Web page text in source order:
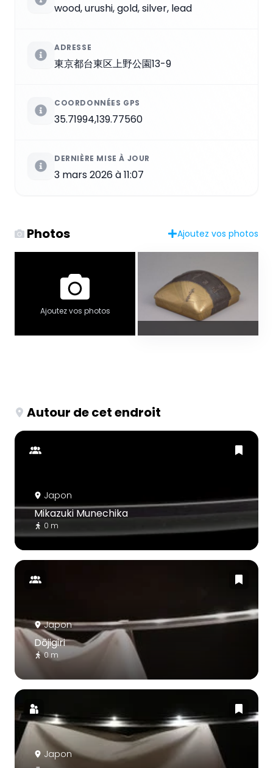
wood, urushi, gold, silver, lead
ADRESSE
東京都台東区上野公園13-9
COORDONNÉES GPS
35.71994,139.77560
DERNIÈRE MISE À JOUR
3 mars 2026 à 11:07
Photos Ajoutez vos photos
Ajoutez vos photos
Autour de cet endroit
Japon
Mikazuki Munechika
0 m
Japon
Dōjigiri
0 m
Japon